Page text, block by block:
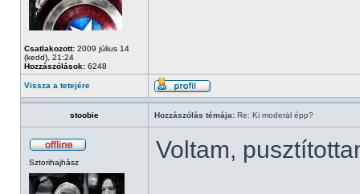
Csatlakozott: 2009 július 14
(kedd), 21:24
Hozzászólások: 6248
Vissza a tetejére
stoobie Hozzászólás témája: Re: Ki moderál épp?
Sztorihajhász Voltam,